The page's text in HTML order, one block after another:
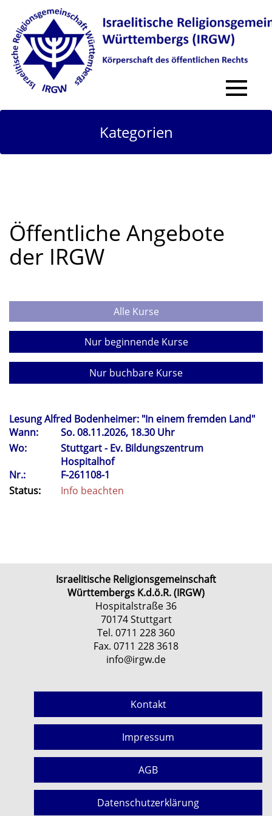
Toggle
Kategorien
Öffentliche Angebote
der IRGW
Alle Kurse
Nur beginnende Kurse
Nur buchbare Kurse
Lesung Alfred Bodenheimer: "In einem fremden Land"
Wann:
So.08.11.2026, 18.30 Uhr
Wo:
Stuttgart - Ev. Bildungszentrum
Hospitalhof
Nr.:
F-261108-1
Status:
Info beachten
Israelitische Religionsgemeinschaft
Württembergs K.d.ö.R. (IRGW)
Hospitalstraße 36
70174 Stuttgart
Tel. 0711 228 360
Fax. 0711 228 3618
info@irgw.de
Kontakt
Impressum
AGB
Datenschutzerklärung